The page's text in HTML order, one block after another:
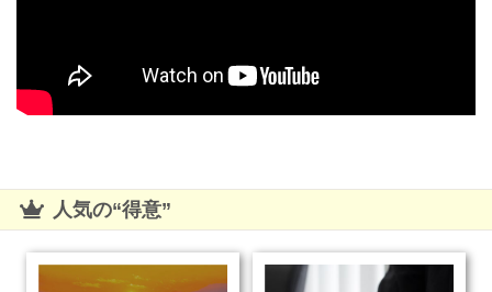
趣味/娯楽/スポーツ
その他
人気の“得意”